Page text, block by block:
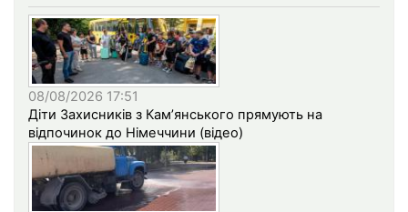
08/08/2026 17:51
Діти Захисників з Кам’янського прямують на
відпочинок до Німеччини (відео)